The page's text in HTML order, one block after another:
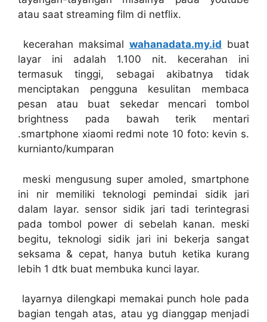
atau saat streaming film di netflix.
kecerahan maksimal wahanadata.my.id buat
layar ini adalah 1.100 nit. kecerahan ini
termasuk tinggi, sebagai akibatnya tidak
menciptakan pengguna kesulitan membaca
pesan atau buat sekedar mencari tombol
brightness pada bawah terik mentari
.smartphone xiaomi redmi note 10 foto: kevin s.
kurnianto/kumparan
meski mengusung super amoled, smartphone
ini nir memiliki teknologi pemindai sidik jari
dalam layar. sensor sidik jari tadi terintegrasi
pada tombol power di sebelah kanan. meski
begitu, teknologi sidik jari ini bekerja sangat
seksama & cepat, hanya butuh ketika kurang
lebih 1 dtk buat membuka kunci layar.
layarnya dilengkapi memakai punch hole pada
bagian tengah atas, atau yg dianggap menjadi